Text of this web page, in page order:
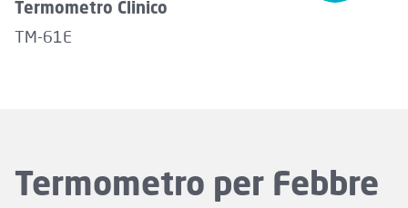
Termometro Clinico
TM-61E
Termometro per Febbre